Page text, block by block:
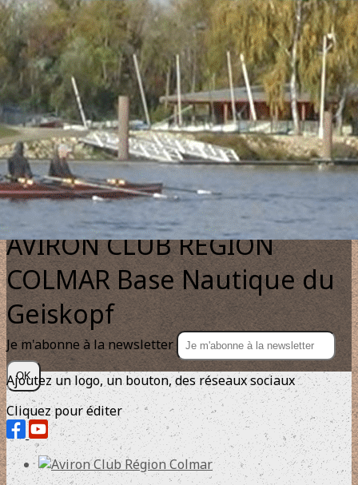
Exporter les lignes sélectionnées
Exporter toutes les colonnes
Exporter uniquement les colonnes affichées
Menu
?>
Images de la page d'accueil
Cliquez pour éditer
Texte, bouton et/ou inscription à la newsletter
Cliquez pour éditer
AVIRON CLUB REGION
COLMAR Base Nautique du
Geiskopf
Je m'abonne à la newsletter
OK
Ajoutez un logo, un bouton, des réseaux sociaux
Cliquez pour éditer